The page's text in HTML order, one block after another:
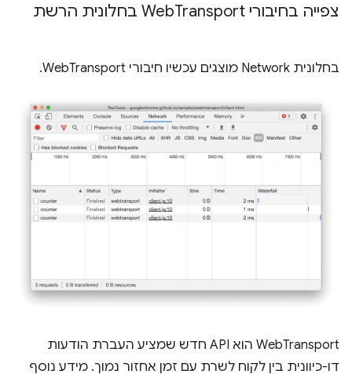
צפייה בחיבורי Web Transport בחלונית הרשת
בחלונית Network מוצגים עכשיו חיבורי WebTransport.
‫WebTransport הוא API חדש שמציע העברת הודעות
דו-כיוונית בין לקוח לשרת עם זמן אחזור נמוך. מידע נוסף